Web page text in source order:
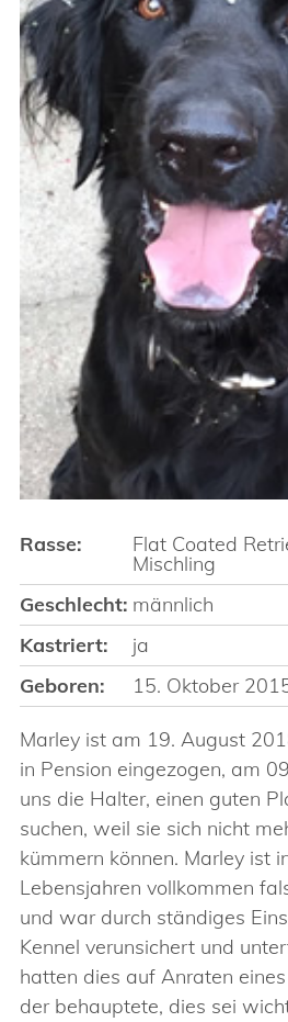
Rasse: Flat Coated
Mischling
Geschlecht: männlich
Kastriert:
ja
Geboren:
15. Oktober
Marley ist am 19. August
in Pension eingezogen, am
uns die Halter, einen guten
suchen, weil sie sich nicht
kümmern können. Marley ist
Lebensjahren vollkommen
und war durch ständiges
Kennel verunsichert und
hatten dies auf Anraten
der behauptete, dies sei